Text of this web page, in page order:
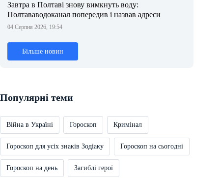
Завтра в Полтаві знову вимкнуть воду:
Полтававодоканал попередив і назвав адреси
04 Серпня 2026, 19:54
Більше новин
Популярні теми
Війна в Україні Гороскоп Кримінал
Гороскоп для усіх знаків Зодіаку Гороскоп на сьогодні
Гороскоп на день Загиблі герої